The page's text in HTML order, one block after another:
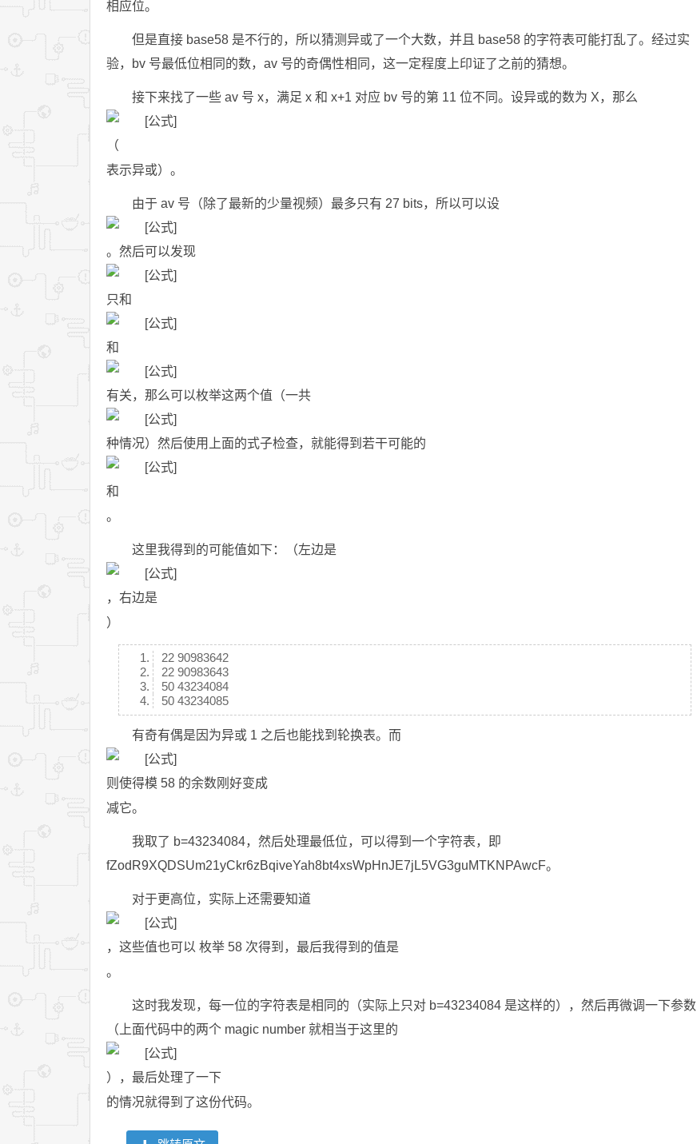
相应位。
但是直接 base58 是不行的，所以猜测异或了一个大数，并且 base58 的字符表可能打乱了。经过实
验，bv 号最低位相同的数，av 号的奇偶性相同，这一定程度上印证了之前的猜想。
接下来找了一些 av 号 x，满足 x 和 x+1 对应 bv 号的第 11 位不同。设异或的数为 X，那么
（
表示异或）。
由于 av 号（除了最新的少量视频）最多只有 27 bits，所以可以设
。然后可以发现
只和
和
有关，那么可以枚举这两个值（一共
种情况）然后使用上面的式子检查，就能得到若干可能的
和
。
这里我得到的可能值如下：（左边是
，右边是
）
22 90983642
22 90983643
50 43234084
50 43234085
有奇有偶是因为异或 1 之后也能找到轮换表。而
则使得模 58 的余数刚好变成
减它。
我取了 b=43234084，然后处理最低位，可以得到一个字符表，即
fZodR9XQDSUm21yCkr6zBqiveYah8bt4xsWpHnJE7jL5VG3guMTKNPAwcF。
对于更高位，实际上还需要知道
，这些值也可以 枚举 58 次得到，最后我得到的值是
。
这时我发现，每一位的字符表是相同的（实际上只对 b=43234084 是这样的），然后再微调一下参数
（上面代码中的两个 magic number 就相当于这里的
），最后处理了一下
的情况就得到了这份代码。